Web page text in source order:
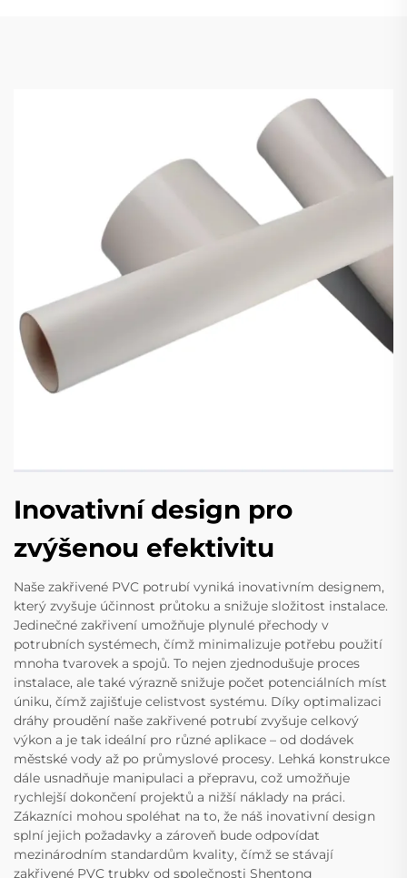
Inovativní design pro
zvýšenou efektivitu
Naše zakřivené PVC potrubí vyniká inovativním designem,
který zvyšuje účinnost průtoku a snižuje složitost instalace.
Jedinečné zakřivení umožňuje plynulé přechody v
potrubních systémech, čímž minimalizuje potřebu použití
mnoha tvarovek a spojů. To nejen zjednodušuje proces
instalace, ale také výrazně snižuje počet potenciálních míst
úniku, čímž zajišťuje celistvost systému. Díky optimalizaci
dráhy proudění naše zakřivené potrubí zvyšuje celkový
výkon a je tak ideální pro různé aplikace – od dodávek
městské vody až po průmyslové procesy. Lehká konstrukce
dále usnadňuje manipulaci a přepravu, což umožňuje
rychlejší dokončení projektů a nižší náklady na práci.
Zákazníci mohou spoléhat na to, že náš inovativní design
splní jejich požadavky a zároveň bude odpovídat
mezinárodním standardům kvality, čímž se stávají
zakřivené PVC trubky od společnosti Shentong